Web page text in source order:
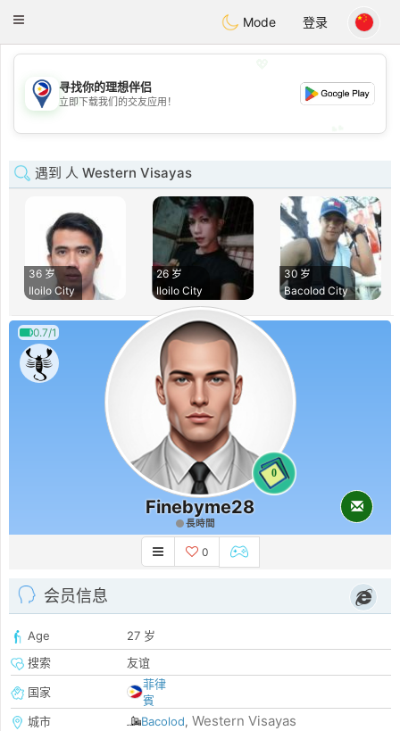
PhilippinesChat
Toggle
Mode 登录
💖
💕
寻找你的理想伴侣
立即下载我们的交友应用！
遇到 人 Western Visayas
36 岁
Iloilo City
26 岁
Iloilo City
30 岁
Bacolod City
0.7/1
0
Finebyme28
長時間
0
会员信息
Age
27 岁
搜索
友谊
国家
菲律
賓
城市
Bacolod, Western Visayas